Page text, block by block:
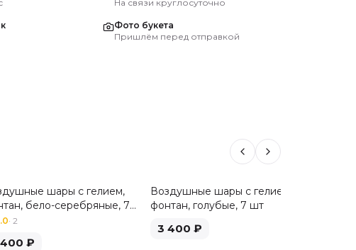
На связи круглосуточно
Фото букета
Пришлём перед отправкой
шары с гелием,
бело-серебряные, 7
· 2
₽
Воздушные шары с гелием,
фонтан, голубые, 7 шт
3 400 ₽